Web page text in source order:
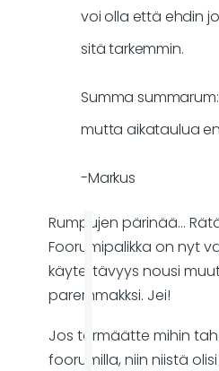
voi olla että ehdin
sitä tarkemmin.
Summa
mutta aikataulua
-Markus
Rumpujen pärinää...
Foorumipalikka on nyt
käytettävyys nousi
paremmakksi. Jei!
Jos törmäätte mihin
foorumilla, niin niistä